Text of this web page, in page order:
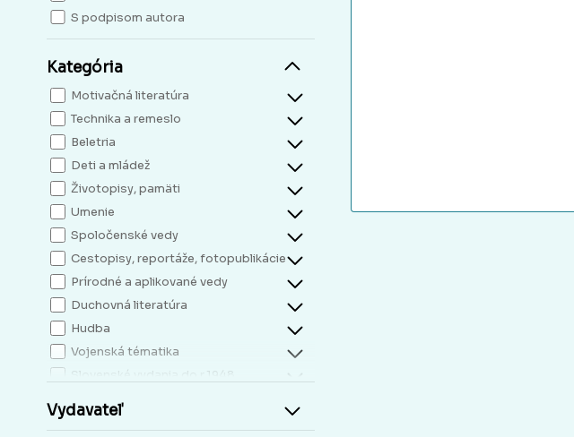
S podpisom autora
Kategória
Motivačná literatúra
Technika a remeslo
Beletria
Deti a mládež
Životopisy, pamäti
Umenie
Spoločenské vedy
Cestopisy, reportáže, fotopublikácie
Prírodné a aplikované vedy
Duchovná literatúra
Hudba
Vojenská tématika
Slovenské vydania do r.1948
Vydavateľ